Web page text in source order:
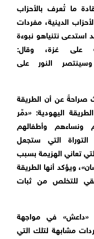
ما تُعرف بالأحزاب
الدينية، مفردات
استدعى نتنياهو نبوءة
على غزة، وقال:
وسينتصر النور على
صراحةً عن أن الطريقة
اليهودية: «دمِّر
ونساءهم وأطفالهم
التي ستجعل
تعاني الهزيمة بسبب
ويؤكد أنها الطريقة
للتخلص من ثبات
«داعش» في مواجهة
مشابهة لتلك التي